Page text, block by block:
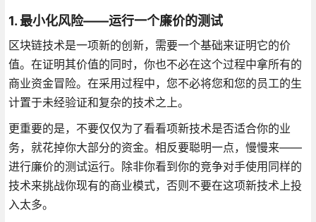
1. 最小化风险——运行一个廉价的测试
区块链技术是一项新的创新，需要一个基础来证明它的价
值。在证明其价值的同时，你也不必在这个过程中拿所有的
商业资金冒险。在采用过程中，您不必将您和您的员工的生
计置于未经验证和复杂的技术之上。
更重要的是，不要仅仅为了看看项新技术是否适合你的业
务，就花掉你大部分的资金。相反要聪明一点，慢慢来——
进行廉价的测试运行。除非你看到你的竞争对手使用同样的
技术来挑战你现有的商业模式，否则不要在这项新技术上投
入太多。